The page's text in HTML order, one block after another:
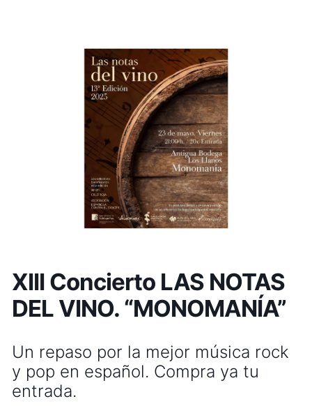
XIII Concierto LAS NOTAS
DEL VINO. “MONOMANÍA”
Un repaso por la mejor música rock
y pop en español. Compra ya tu
entrada.